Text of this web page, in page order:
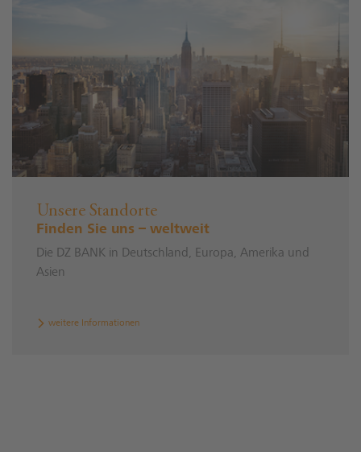
Unsere Standorte
Finden Sie uns – weltweit
Die DZ BANK in Deutschland, Europa, Amerika und
Asien
weitere Informationen